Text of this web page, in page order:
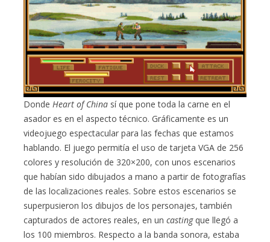
Donde Heart of China sí que pone toda la carne en el
asador es en el aspecto técnico. Gráficamente es un
videojuego espectacular para las fechas que estamos
hablando. El juego permitía el uso de tarjeta VGA de 256
colores y resolución de 320×200, con unos escenarios
que habían sido dibujados a mano a partir de fotografías
de las localizaciones reales. Sobre estos escenarios se
superpusieron los dibujos de los personajes, también
capturados de actores reales, en uncastingque llegó a
los 100 miembros. Respecto a la banda sonora, estaba